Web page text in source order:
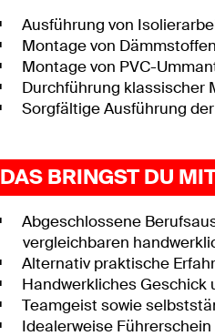
Ausführung von
Montage von
Montage von PVC-
Durchführung klassischer
Sorgfältige Ausführung
DAS BRINGST DU
Abgeschlossene
vergleichbaren
Alternativ praktische
Handwerkliches Geschick
Teamgeist sowie
Idealerweise